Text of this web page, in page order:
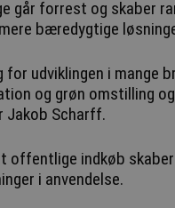
går forrest og skaber
bæredygtige
udviklingen i mange
og grøn omstilling
Jakob Scharff.
offentlige indkøb
i anvendelse.